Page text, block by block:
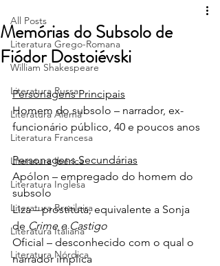
All Posts
Literatura Grego-Romana
William Shakespeare
Literatura Russa
Literatura Alemã
Literatura Francesa
Literatura Ibérica
Literatura Inglesa
Literatura Brasileira
Literatura Italiana
Literatura Nórdica
Memórias do Subsolo de
Fiódor Dostoiévski
Personagens Principais
Homem do subsolo – narrador, ex-
funcionário público, 40 e poucos anos
Personagens Secundárias
Apólon – empregado do homem do
subsolo
Liza – prostituta, equivalente a Sonja
de Crime e Castigo
Oficial – desconhecido com o qual o
narrador implica